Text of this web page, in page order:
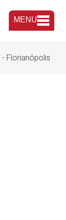
MENU
- Florianópolis